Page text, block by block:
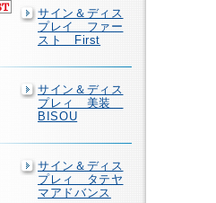
サイン＆ディス
プレイ ファー
スト First
サイン＆ディス
プレィ 美装
BISOU
サイン＆ディス
プレィ タテヤ
マアドバンス